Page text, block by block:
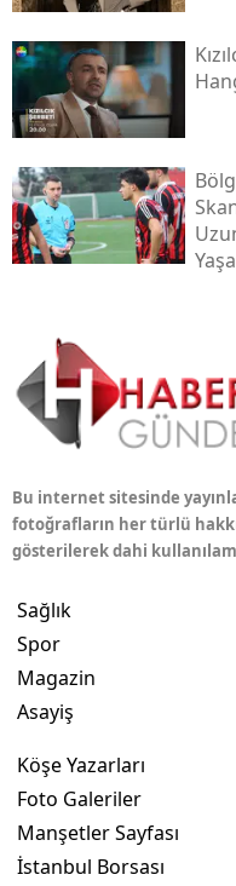
Bu internet sitesinde
fotoğrafların her türlü
gösterilerek dahi
Sağlık
Spor
Magazin
Asayiş
Köşe Yazarları
Foto Galeriler
Manşetler Sayfası
İstanbul Borsası